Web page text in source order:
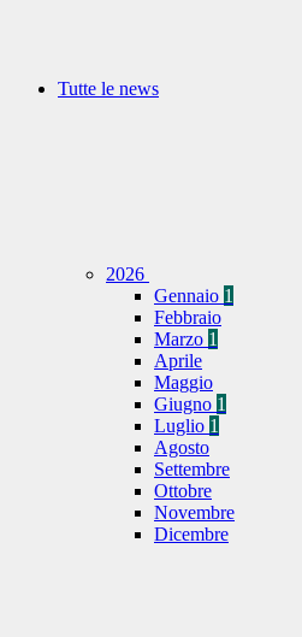
Tutte le news
2026
Gennaio 1
Febbraio
Marzo 1
Aprile
Maggio
Giugno 1
Luglio 1
Agosto
Settembre
Ottobre
Novembre
Dicembre